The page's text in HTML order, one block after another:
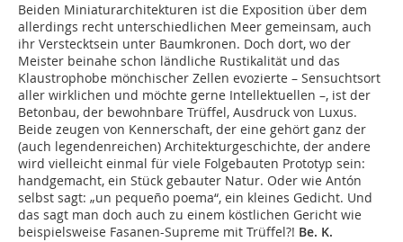
Beiden Miniaturarchitekturen ist die Exposition über dem
allerdings recht unterschiedlichen Meer gemeinsam, auch
ihr Verstecktsein unter Baumkronen. Doch dort, wo der
Meister beinahe schon ländliche Rustikalität und das
Klaustrophobe mönchischer Zellen evozierte – Sensuchtsort
aller wirklichen und möchte gerne Intellektuellen –, ist der
Betonbau, der bewohnbare Trüffel, Ausdruck von Luxus.
Beide zeugen von Kennerschaft, der eine gehört ganz der
(auch legendenreichen) Architekturgeschichte, der andere
wird vielleicht einmal für viele Folgebauten Prototyp sein:
handgemacht, ein Stück gebauter Natur. Oder wie Antón
selbst sagt: „un pequeño poema“, ein kleines Gedicht. Und
das sagt man doch auch zu einem köstlichen Gericht wie
beispielsweise Fasanen-Supreme mit Trüffel?! Be. K.